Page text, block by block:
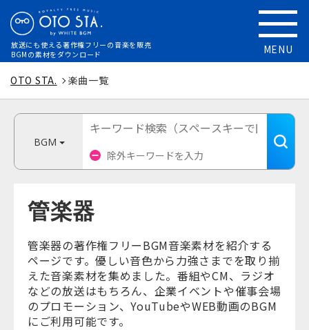
放送にも使える著作権フリーの音楽を販売
BGMの素材をダウンロード
MENU
OTO STA. 楽曲一覧
BGM
管楽器
管楽器の著作権フリーBGM音楽素材を紹介する
ページです。優しい音色から力強さまでを取り揃
えた音楽素材を集めました。番組やCM、ラジオ
などの放送はもちろん、企業イベントや催事会場
のプロモーション、YouTubeやWEB動画のBGM
にご利用可能です。